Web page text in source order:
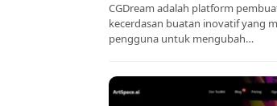
CGDream adalah platform
kecerdasan buatan inovatif yang
pengguna untuk mengubah…